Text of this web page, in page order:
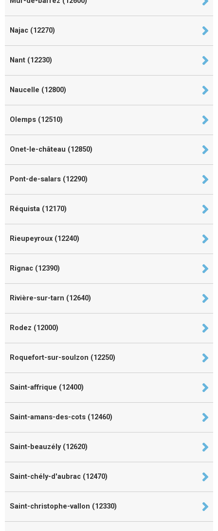
Najac (12270)
Nant (12230)
Naucelle (12800)
Olemps (12510)
Onet-le-château (12850)
Pont-de-salars (12290)
Réquista (12170)
Rieupeyroux (12240)
Rignac (12390)
Rivière-sur-tarn (12640)
Rodez (12000)
Roquefort-sur-soulzon (12250)
Saint-affrique (12400)
Saint-amans-des-cots (12460)
Saint-beauzély (12620)
Saint-chély-d'aubrac (12470)
Saint-christophe-vallon (12330)